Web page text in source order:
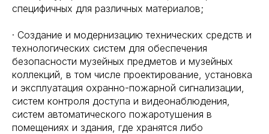
специфичных для различных материалов;
· Создание и модернизацию технических средств и
технологических систем для обеспечения
безопасности музейных предметов и музейных
коллекций, в том числе проектирование, установка
и эксплуатация охранно-пожарной сигнализации,
систем контроля доступа и видеонаблюдения,
систем автоматического пожаротушения в
помещениях и здания, где хранятся либо